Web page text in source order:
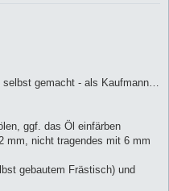
gemacht - als Kaufmann…
ggf. das Öl einfärben
mm, nicht tragendes mit 6 mm
gebautem Frästisch) und